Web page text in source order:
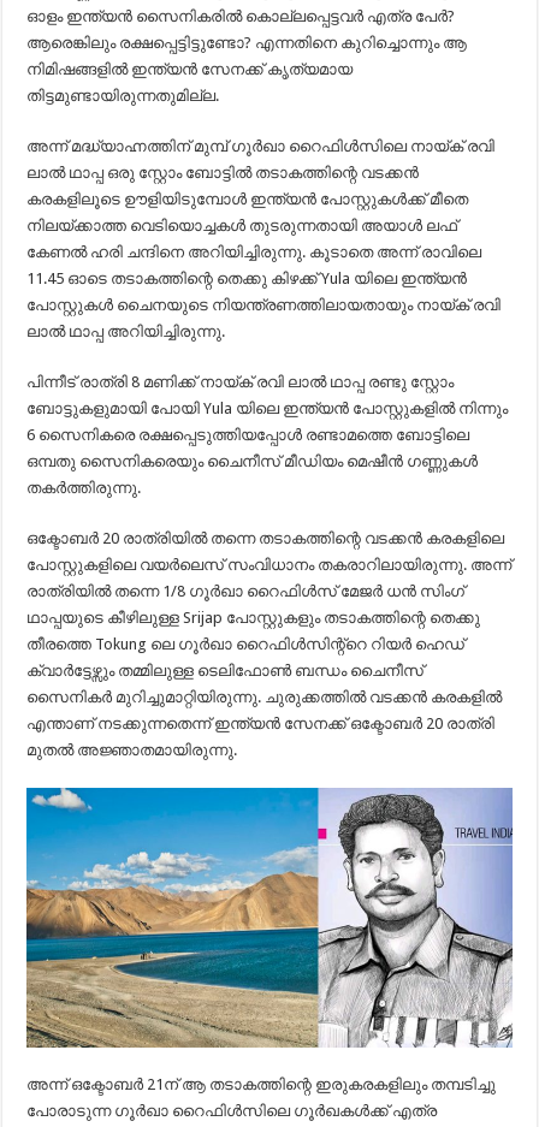
ഓളം ഇന്ത്യൻ സൈനികരിൽ കൊല്ലപ്പെട്ടവർ എത്ര പേർ?
ആരെങ്കിലും രക്ഷപ്പെട്ടിട്ടുണ്ടോ? എന്നതിനെ കുറിച്ചൊന്നും ആ
നിമിഷങ്ങളിൽ ഇന്ത്യൻ സേനക്ക് കൃത്യമായ
തിട്ടമുണ്ടായിരുന്നതുമില്ല.
അന്ന് മദ്ധ്യാഹ്നത്തിന് മുമ്പ് ഗൂർഖാ റൈഫിൾസിലെ നായ്ക് രവി
ലാൽ ഥാപ്പ ഒരു സ്റ്റോം ബോട്ടിൽ തടാകത്തിന്റെ വടക്കൻ
കരകളിലൂടെ ഊളിയിടുമ്പോൾ ഇന്ത്യൻ പോസ്റ്റുകൾക്ക് മീതെ
നിലയ്ക്കാത്ത വെടിയൊച്ചകൾ തുടരുന്നതായി അയാൾ ലഫ്
കേണൽ ഹരി ചന്ദിനെ അറിയിച്ചിരുന്നു. കൂടാതെ അന്ന് രാവിലെ
11.45 ഓടെ തടാകത്തിന്റെ തെക്കു കിഴക്ക് Yula യിലെ ഇന്ത്യൻ
പോസ്റ്റുകൾ ചൈനയുടെ നിയന്ത്രണത്തിലായതായും നായ്ക് രവി
ലാൽ ഥാപ്പ അറിയിച്ചിരുന്നു.
പിന്നീട് രാത്രി 8 മണിക്ക് നായ്ക് രവി ലാൽ ഥാപ്പ രണ്ടു സ്റ്റോം
ബോട്ടുകളുമായി പോയി Yula യിലെ ഇന്ത്യൻ പോസ്റ്റുകളിൽ നിന്നും
6 സൈനികരെ രക്ഷപ്പെടുത്തിയപ്പോൾ രണ്ടാമത്തെ ബോട്ടിലെ
ഒമ്പതു സൈനികരെയും ചൈനീസ് മീഡിയം മെഷീൻ ഗണ്ണുകൾ
തകർത്തിരുന്നു.
ഒക്ടോബർ 20 രാത്രിയിൽ തന്നെ തടാകത്തിന്റെ വടക്കൻ കരകളിലെ
പോസ്റ്റുകളിലെ വയർലെസ് സംവിധാനം തകരാറിലായിരുന്നു. അന്ന്
രാത്രിയിൽ തന്നെ 1/8 ഗൂർഖാ റൈഫിൾസ് മേജർ ധൻ സിംഗ്
ഥാപ്പയുടെ കീഴിലുള്ള Srijap പോസ്റ്റുകളും തടാകത്തിന്റെ തെക്കു
തീരത്തെ Tokung ലെ ഗൂർഖാ റൈഫിൾസിന്റ്റെ റിയർ ഹെഡ്
ക്വാർട്ടേഴ്സും തമ്മിലുള്ള ടെലിഫോൺ ബന്ധം ചൈനീസ്
സൈനികർ മുറിച്ചുമാറ്റിയിരുന്നു. ചുരുക്കത്തിൽ വടക്കൻ കരകളിൽ
എന്താണ് നടക്കുന്നതെന്ന് ഇന്ത്യൻ സേനക്ക് ഒക്ടോബർ 20 രാത്രി
മുതൽ അജ്ഞാതമായിരുന്നു.
അന്ന് ഒക്ടോബർ 21ന് ആ തടാകത്തിന്റെ ഇരുകരകളിലും തമ്പടിച്ചു
പോരാടുന്ന ഗൂർഖാ റൈഫിൾസിലെ ഗൂർഖകൾക്ക് എത്ര